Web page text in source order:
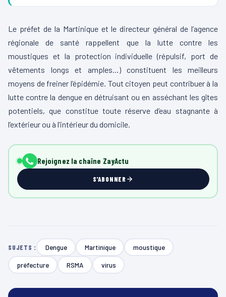
Le préfet de la Martinique et le directeur général de l’agence
régionale de santé rappellent que la lutte contre les
moustiques et la protection individuelle (répulsif, port de
vêtements longs et amples…) constituent les meilleurs
moyens de freiner l’épidémie. Tout citoyen peut contribuer à la
lutte contre la dengue en détruisant ou en asséchant les gîtes
potentiels, que constitue toute réserve d’eau stagnante à
l’extérieur ou à l’intérieur du domicile.
Rejoignez la chaîne ZayActu
S'ABONNER
SUJETS : Dengue Martinique moustique
préfecture RSMA virus